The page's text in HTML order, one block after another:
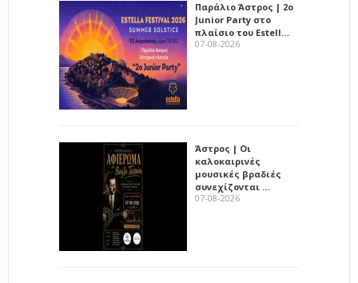
Παράλιο Άστρος | 2ο
Junior Party στο
πλαίσιο του Estell…
07-08-2026
Άστρος | Οι
καλοκαιρινές
μουσικές βραδιές
συνεχίζονται …
07-08-2026